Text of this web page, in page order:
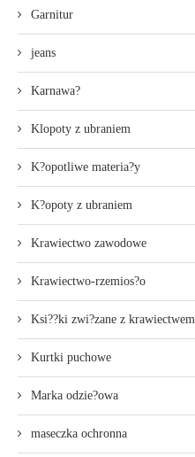
Garnitur
jeans
Karnawa?
Klopoty z ubraniem
K?opotliwe materia?y
K?opoty z ubraniem
Krawiectwo zawodowe
Krawiectwo-rzemios?o
Ksi??ki zwi?zane z krawiectwem
Kurtki puchowe
Marka odzie?owa
maseczka ochronna